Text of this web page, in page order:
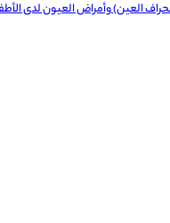
العين) وأمراض العيون لدى
الامراض
حجز